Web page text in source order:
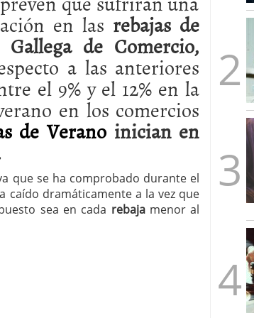
3 de octubre de 2025
en las rebajas de
Gallega de Comercio,
a las anteriores
el 9% y el 12% en la
en los comercios
de Verano inician en
que se ha comprobado durante el
caído dramáticamente a la vez que
sea en cada rebajamenor al